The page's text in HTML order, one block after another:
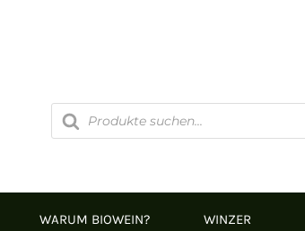
Products
search
WARUM BIOWEIN? WINZER